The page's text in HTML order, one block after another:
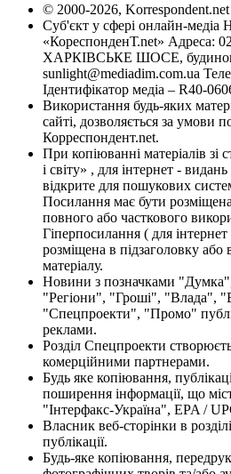
© 2000-2026, Korrespondent.net
Суб'єкт у сфері онлайн-медіа
«КореспонденТ.net» Адреса:
ХАРКІВСЬКЕ ШОСЕ, будинок
sunlight@mediadim.com.ua
Ідентифікатор медіа – R40-
Використання будь-яких
сайті, дозволяється за умови
Корреспондент.net.
При копіюванні матеріалів
і світу» , для інтернет -
відкрите для пошукових
Посилання має бути
повного або часткового
Гіперпосилання ( для
розміщена в підзаголовку або
матеріалу.
Новини з позначками
"Регіони", "Гроші", "Влада",
"Спецпроекти", "Промо"
реклами.
Розділ Спецпроекти
комерційними партнерами.
Будь яке копіювання,
поширення інформації, що
"Інтерфакс-Україна", EPA /
Власник веб-сторінки в
публікації.
Будь-яке копіювання,